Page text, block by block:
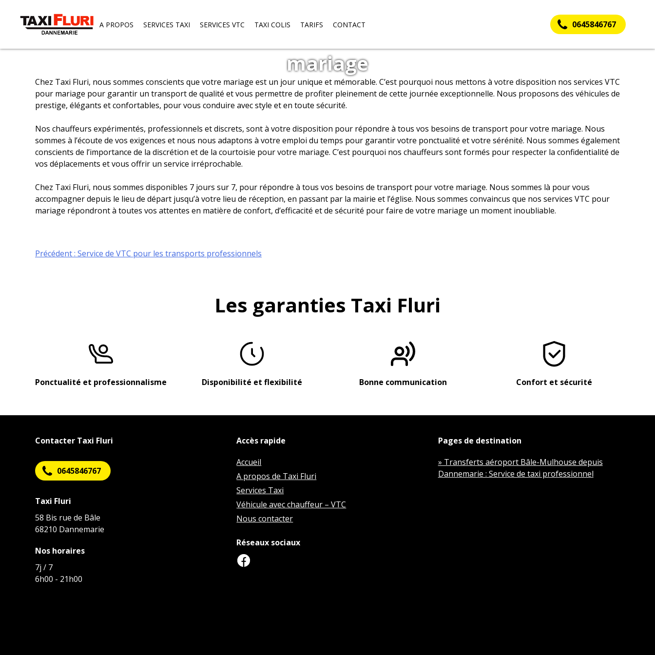
A PROPOS SERVICES TAXI SERVICES VTC TAXI COLIS TARIFS CONTACT 0645846767
Un chauffeur privé pour votre
mariage
Chez Taxi Fluri, nous sommes conscients que votre mariage est un jour unique et mémorable. C’est pourquoi nous mettons à votre disposition nos services VTC
pour mariage pour garantir un transport de qualité et vous permettre de profiter pleinement de cette journée exceptionnelle. Nous proposons des véhicules de
prestige, élégants et confortables, pour vous conduire avec style et en toute sécurité.
Nos chauffeurs expérimentés, professionnels et discrets, sont à votre disposition pour répondre à tous vos besoins de transport pour votre mariage. Nous
sommes à l’écoute de vos exigences et nous nous adaptons à votre emploi du temps pour garantir votre ponctualité et votre sérénité. Nous sommes également
conscients de l’importance de la discrétion et de la courtoisie pour votre mariage. C’est pourquoi nos chauffeurs sont formés pour respecter la confidentialité de
vos déplacements et vous offrir un service irréprochable.
Chez Taxi Fluri, nous sommes disponibles 7 jours sur 7, pour répondre à tous vos besoins de transport pour votre mariage. Nous sommes là pour vous
accompagner depuis le lieu de départ jusqu’à votre lieu de réception, en passant par la mairie et l’église. Nous sommes convaincus que nos services VTC pour
mariage répondront à toutes vos attentes en matière de confort, d’efficacité et de sécurité pour faire de votre mariage un moment inoubliable.
Navigation
Précédent : Service de VTC pour les transports professionnels
Les garanties Taxi Fluri
Ponctualité et professionnalisme Disponibilité et flexibilité Bonne communication Confort et sécurité
Contacter Taxi Fluri
0645846767
Taxi Fluri
58 Bis rue de Bâle
68210 Dannemarie
Nos horaires
7j / 7
6h00 - 21h00
Accès rapide
Accueil
A propos de Taxi Fluri
Services Taxi
Véhicule avec chauffeur – VTC
Nous contacter
Réseaux sociaux
Pages de destination
» Transferts aéroport Bâle-Mulhouse depuis
Dannemarie : Service de taxi professionnel